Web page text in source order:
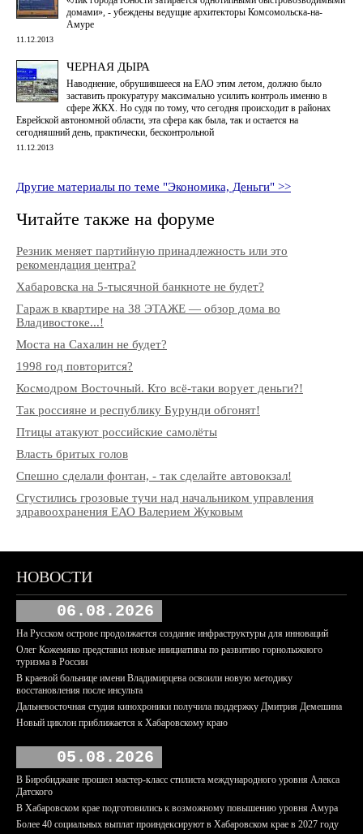
домами», - убеждены ведущие архитекторы Комсомольска-на-
Амуре
11.12.2013
ЧЕРНАЯ ДЫРА
Наводнение, обрушившееся на ЕАО этим летом, должно было
заставить прокуратуру максимально усилить контроль именно в
сфере ЖКХ. Но судя по тому, что сегодня происходит в районах
Еврейской автономной области, эта сфера как была, так и остается на
сегодняшний день, практически, бесконтрольной
11.12.2013
Другие материалы по теме "Экономика, Деньги" >>
Читайте также на форуме
Резник меняет партийную принадлежность или это
рекомендация центра?
Хабаровска на 5-тысячной банкноте не будет?
Гараж в квартире на 38 ЭТАЖЕ — обзор дома во
Владивостоке...!
Моста на Сахалин не будет?
1998 год повторится?
Космодром Восточный. Кто всё-таки ворует деньги?!
Так россияне и республику Бурунди обгонят!
Птицы атакуют российские самолёты
Власть бритых голов
Спешно сделали фонтан, - так сделайте автовокзал!
Сгустились грозовые тучи над начальником управления
здравоохранения ЕАО Валерием Жуковым
НОВОСТИ
06.08.2026
На Русском острове продолжается создание инфраструктуры для инноваций
Олег Кожемяко представил новые инициативы по развитию горнолыжного
туризма в России
В краевой больнице имени Владимирцева освоили новую методику
восстановления после инсульта
Дальневосточная студия кинохроники получила поддержку Дмитрия Демешина
Новый циклон приближается к Хабаровскому краю
05.08.2026
В Биробиджане прошел мастер-класс стилиста международного уровня Алекса
Датского
В Хабаровском крае подготовились к возможному повышению уровня Амура
Более 40 социальных выплат проиндексируют в Хабаровском крае в 2027 году